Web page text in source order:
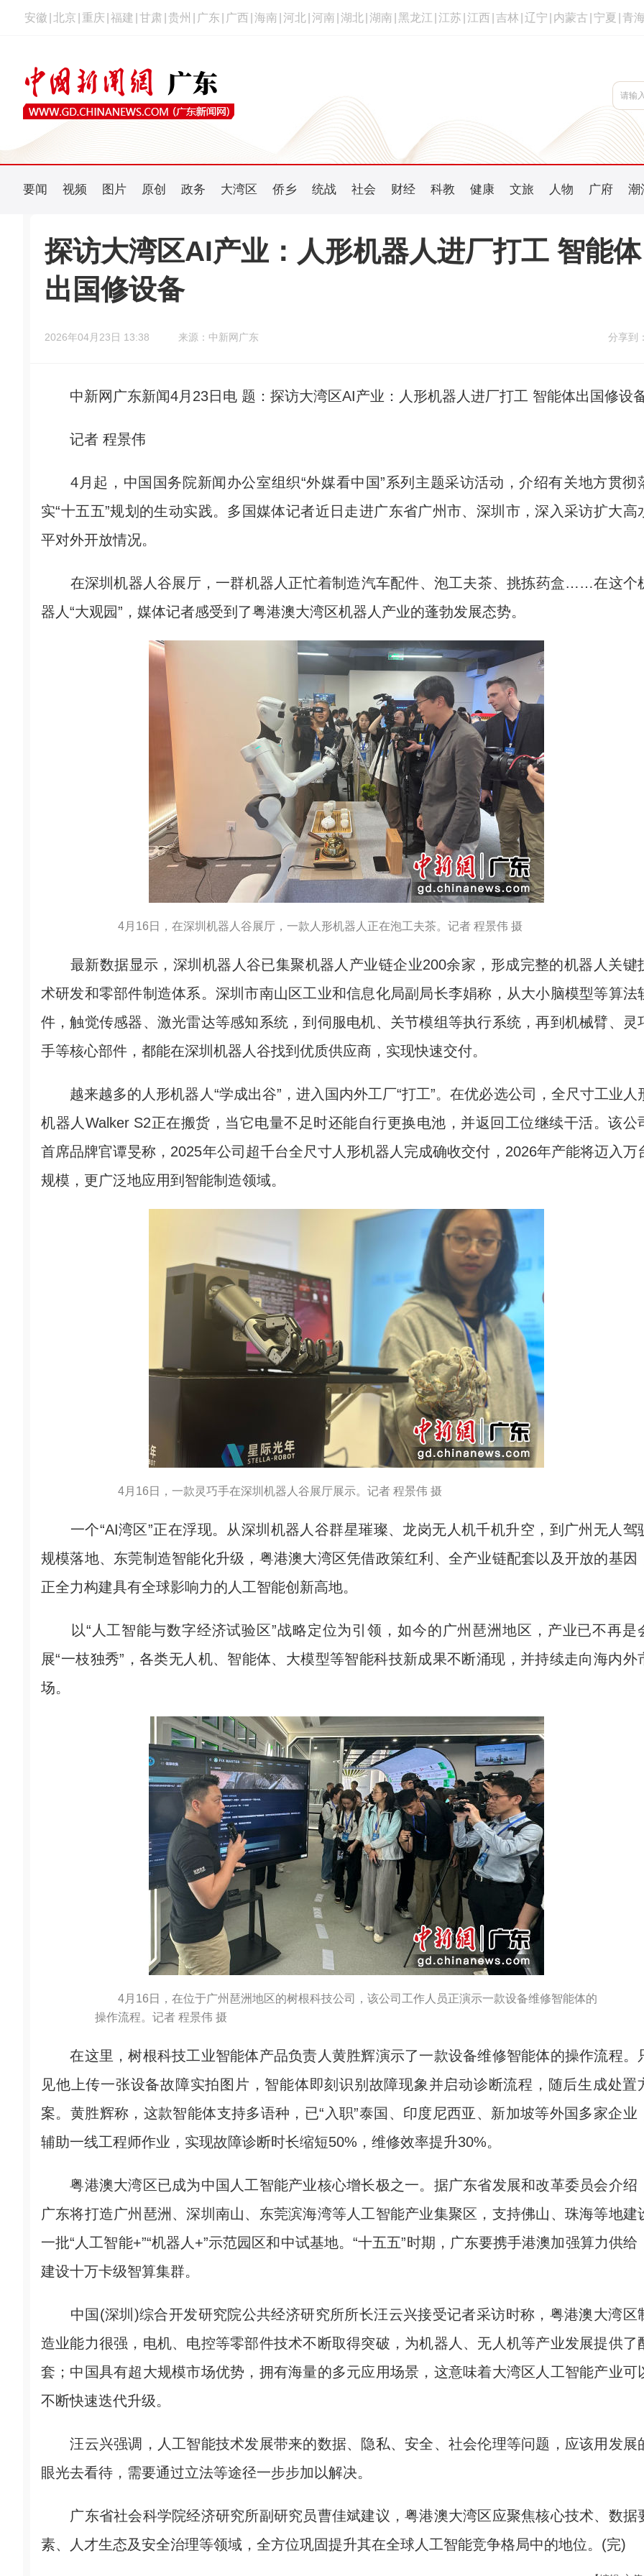
安徽 北京 重庆 福建 甘肃 贵州 广东 广西 海南 河北 河南 湖北 湖南 黑龙江 江苏 江西 吉林 辽宁 内蒙古 宁夏 青
要闻 视频 图片 原创 政务 大湾区 侨乡 统战 社会 财经 科教 健康 文旅 人物 广府 潮
探访大湾区AI产业：人形机器人进厂打工 智能体
出国修设备
2026年04月23日 13:38 来源：中新网广东 分享到
中新网广东新闻4月23日电 题：探访大湾区AI产业：人形机器人进厂打工 智能体出国修设
记者 程景伟
4月起，中国国务院新闻办公室组织“外媒看中国”系列主题采访活动，介绍有关地方贯彻
实“十五五”规划的生动实践。多国媒体记者近日走进广东省广州市、深圳市，深入采访扩大高
平对外开放情况。
在深圳机器人谷展厅，一群机器人正忙着制造汽车配件、泡工夫茶、挑拣药盒……在这个
器人“大观园”，媒体记者感受到了粤港澳大湾区机器人产业的蓬勃发展态势。
4月16日，在深圳机器人谷展厅，一款人形机器人正在泡工夫茶。记者 程景伟 摄
最新数据显示，深圳机器人谷已集聚机器人产业链企业200余家，形成完整的机器人关键
术研发和零部件制造体系。深圳市南山区工业和信息化局副局长李娟称，从大小脑模型等算法
件，触觉传感器、激光雷达等感知系统，到伺服电机、关节模组等执行系统，再到机械臂、灵
手等核心部件，都能在深圳机器人谷找到优质供应商，实现快速交付。
越来越多的人形机器人“学成出谷”，进入国内外工厂“打工”。在优必选公司，全尺寸工业人
机器人Walker S2正在搬货，当它电量不足时还能自行更换电池，并返回工位继续干活。该公
首席品牌官谭旻称，2025年公司超千台全尺寸人形机器人完成确收交付，2026年产能将迈入万
规模，更广泛地应用到智能制造领域。
4月16日，一款灵巧手在深圳机器人谷展厅展示。记者 程景伟 摄
一个“AI湾区”正在浮现。从深圳机器人谷群星璀璨、龙岗无人机千机升空，到广州无人驾
规模落地、东莞制造智能化升级，粤港澳大湾区凭借政策红利、全产业链配套以及开放的基因
正全力构建具有全球影响力的人工智能创新高地。
以“人工智能与数字经济试验区”战略定位为引领，如今的广州琶洲地区，产业已不再是
展“一枝独秀”，各类无人机、智能体、大模型等智能科技新成果不断涌现，并持续走向海内外
场。
4月16日，在位于广州琶洲地区的树根科技公司，该公司工作人员正演示一款设备维修智能体的
操作流程。记者 程景伟 摄
在这里，树根科技工业智能体产品负责人黄胜辉演示了一款设备维修智能体的操作流程。
见他上传一张设备故障实拍图片，智能体即刻识别故障现象并启动诊断流程，随后生成处置
案。黄胜辉称，这款智能体支持多语种，已“入职”泰国、印度尼西亚、新加坡等外国多家企业
辅助一线工程师作业，实现故障诊断时长缩短50%，维修效率提升30%。
粤港澳大湾区已成为中国人工智能产业核心增长极之一。据广东省发展和改革委员会介绍
广东将打造广州琶洲、深圳南山、东莞滨海湾等人工智能产业集聚区，支持佛山、珠海等地建
一批“人工智能+”“机器人+”示范园区和中试基地。“十五五”时期，广东要携手港澳加强算力供给
建设十万卡级智算集群。
中国(深圳)综合开发研究院公共经济研究所所长汪云兴接受记者采访时称，粤港澳大湾区
造业能力很强，电机、电控等零部件技术不断取得突破，为机器人、无人机等产业发展提供了
套；中国具有超大规模市场优势，拥有海量的多元应用场景，这意味着大湾区人工智能产业可
不断快速迭代升级。
汪云兴强调，人工智能技术发展带来的数据、隐私、安全、社会伦理等问题，应该用发展
眼光去看待，需要通过立法等途径一步步加以解决。
广东省社会科学院经济研究所副研究员曹佳斌建议，粤港澳大湾区应聚焦核心技术、数据
素、人才生态及安全治理等领域，全方位巩固提升其在全球人工智能竞争格局中的地位。(完)